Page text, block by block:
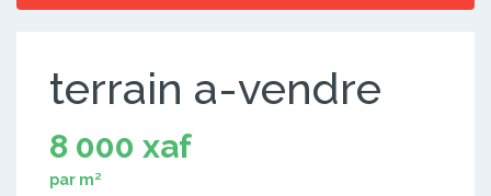
terrain a-vendre
8 000 xaf
par m²